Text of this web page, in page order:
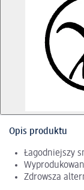
Opis produktu
Łagodniejszy
Zdrowsza